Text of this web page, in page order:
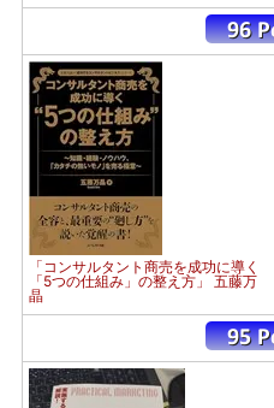
「コンサルタント商売を成功に導く
「5つの仕組み」の整え方」 五藤万
晶